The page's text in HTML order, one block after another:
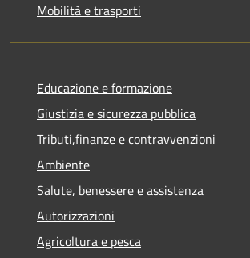
Mobilità e trasporti
Educazione e formazione
Giustizia e sicurezza pubblica
Tributi,finanze e contravvenzioni
Ambiente
Salute, benessere e assistenza
Autorizzazioni
Agricoltura e pesca